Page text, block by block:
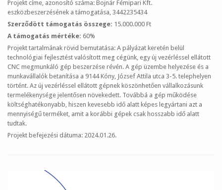
Projekt címe, azonosító száma: Bojnár Fémipari Kft.
eszközbeszerzésének a támogatása, 3442235434
Szerződött támogatás összege: 15.000.000 Ft
A támogatás mértéke: 60%
Projekt tartalmának rövid bemutatása: A pályázat keretén belül
technológiai fejlesztést valósított meg cégünk, egy új vezérléssel ellátott
CNC megmunkáló gép beszerzése révén. A gép üzembe helyezése és a
munkavállalók betanítása a 9144 Kóny, József Attila utca 3-5. telephelyen
történt. Az új vezérléssel ellátott gépnek köszönhetően vállalkozásunk
termelékenysége jelentősen növekedett. Továbbá a gép működése
költséghatékonyabb, hiszen kevesebb idő alatt képes legyártani azt a
mennyiségű terméket, amit a korábbi gépek csak hosszabb idő alatt
tudtak.
Projekt befejezési dátuma: 2024.01.26.